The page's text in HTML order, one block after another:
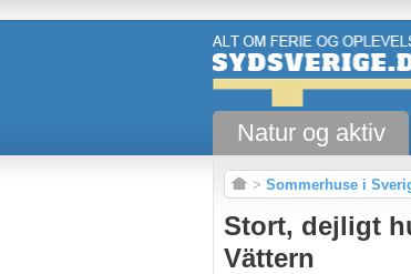
Natur og aktiv
> Sommerhuse i
Stort, dejligt
Vättern